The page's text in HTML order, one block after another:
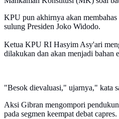
KPU pun akhirnya akan
sulung Presiden Joko Widodo.
Ketua KPU RI Hasyim Asy'ari
dilakukan dan akan menjadi bahan
"Besok dievaluasi," ujarnya," kata
Aksi Gibran mengompori
pada segmen keempat debat capres.